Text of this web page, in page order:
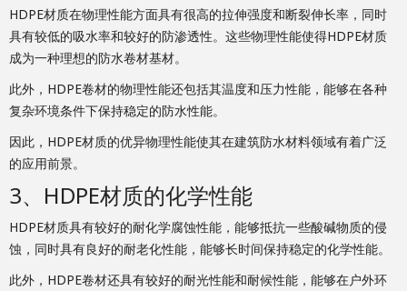
HDPE材质在物理性能方面具有很高的拉伸强度和断裂伸长率，同时
具有较低的吸水率和较好的防渗透性。这些物理性能使得HDPE材质
成为一种理想的防水卷材基材。
此外，HDPE卷材的物理性能还包括其温度和压力性能，能够在各种
复杂环境条件下保持稳定的防水性能。
因此，HDPE材质的优异物理性能使其在建筑防水材料领域有着广泛
的应用前景。
3、HDPE材质的化学性能
HDPE材质具有较好的耐化学腐蚀性能，能够抵抗一些酸碱物质的侵
蚀，同时具有良好的耐老化性能，能够长时间保持稳定的化学性能。
此外，HDPE卷材还具有较好的耐光性能和耐候性能，能够在户外环